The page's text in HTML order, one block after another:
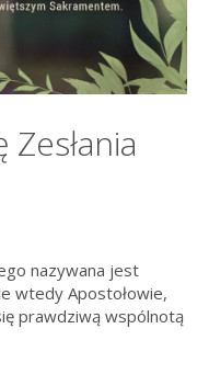
nazywana jest
wtedy Apostołowie,
prawdziwą wspólnotą